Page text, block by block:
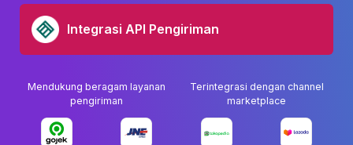
Integrasi API Pengiriman
Mendukung beragam layanan
pengiriman
Terintegrasi dengan channel
marketplace